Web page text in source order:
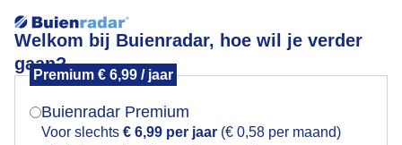
Welkom bij Buienradar, hoe wil je verder
gaan?
Premium € 6,99 / jaar
Buienradar Premium
Voor slechts € 6,99 per jaar (€ 0,58 per maand)
Weerfoto!
Mogen we je locatie gebruiken voor het